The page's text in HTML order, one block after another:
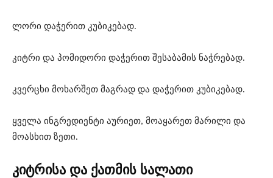
ლორი დაჭერით კუბიკებად.
კიტრი და პომიდორი დაჭერით შესაბამის ნაჭრებად.
კვერცხი მოხარშეთ მაგრად და დაჭერით კუბიკებად.
ყველა ინგრედიენტი აურიეთ, მოაყარეთ მარილი და
მოასხით ზეთი.
კიტრისა და ქათმის სალათი